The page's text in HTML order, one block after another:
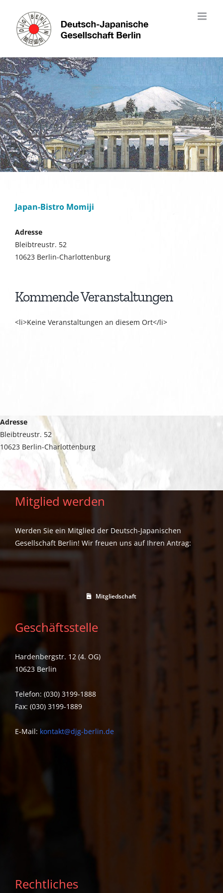
content
Japan-Bistro Momiji
Adresse
Bleibtreustr. 52
10623 Berlin-Charlottenburg
Kommende Veranstaltungen
<li>Keine Veranstaltungen an diesem Ort</li>
Adresse
Bleibtreustr. 52
10623 Berlin-Charlottenburg
Mitglied werden
Werden Sie ein Mitglied der Deutsch-Japanischen
Gesellschaft Berlin! Wir freuen uns auf Ihren Antrag:
Mitgliedschaft
Geschäftsstelle
Hardenbergstr. 12 (4. OG)
10623 Berlin
Telefon: (030) 3199-1888
Fax: (030) 3199-1889
E-Mail: kontakt@djg-berlin.de
Rechtliches